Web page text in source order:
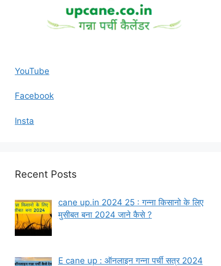
YouTube
Facebook
Insta
Recent Posts
cane up.in 2024 25 : गन्ना किसानो के लिए
मुसीबत बना 2024 जाने कैसे ?
E cane up : ऑनलाइन गन्ना पर्ची सत्र 2024